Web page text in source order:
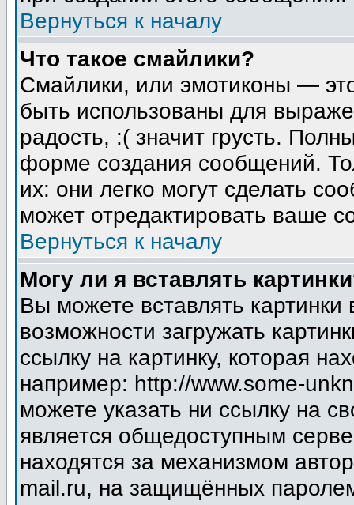
Вернуться к началу
Что такое смайлики?
Смайлики, или эмотиконы —
быть использованы для
радость, :( значит грусть.
форме создания сообщений.
их: они легко могут сделать
может отредактировать ваше
Вернуться к началу
Могу ли я вставлять
Вы можете вставлять
возможности загружать
ссылку на картинку, которая
например: http://www.some-
можете указать ни ссылку на
является общедоступным
находятся за механизмом
mail.ru, на защищённых